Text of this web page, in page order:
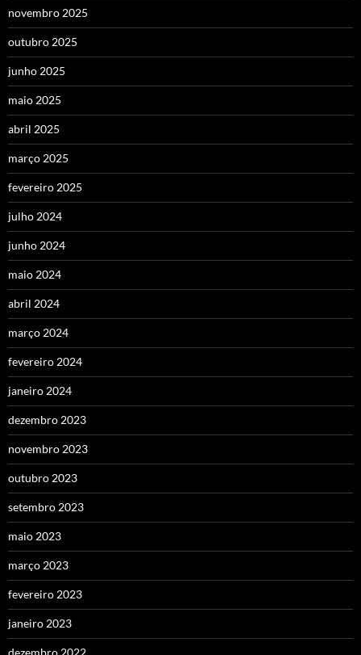
novembro 2025
outubro 2025
junho 2025
maio 2025
abril 2025
março 2025
fevereiro 2025
julho 2024
junho 2024
maio 2024
abril 2024
março 2024
fevereiro 2024
janeiro 2024
dezembro 2023
novembro 2023
outubro 2023
setembro 2023
maio 2023
março 2023
fevereiro 2023
janeiro 2023